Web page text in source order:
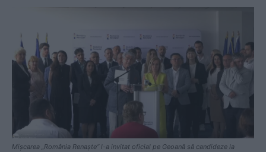
Mișcarea „România Renaște“ l-a invitat oficial pe Geoană să candideze la